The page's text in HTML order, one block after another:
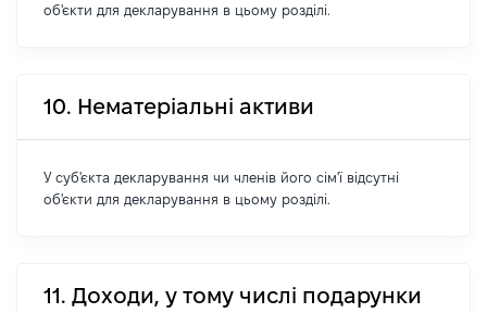
об'єкти для декларування в цьому розділі.
10. Нематеріальні активи
У суб'єкта декларування чи членів його сім'ї відсутні
об'єкти для декларування в цьому розділі.
11. Доходи, у тому числі подарунки